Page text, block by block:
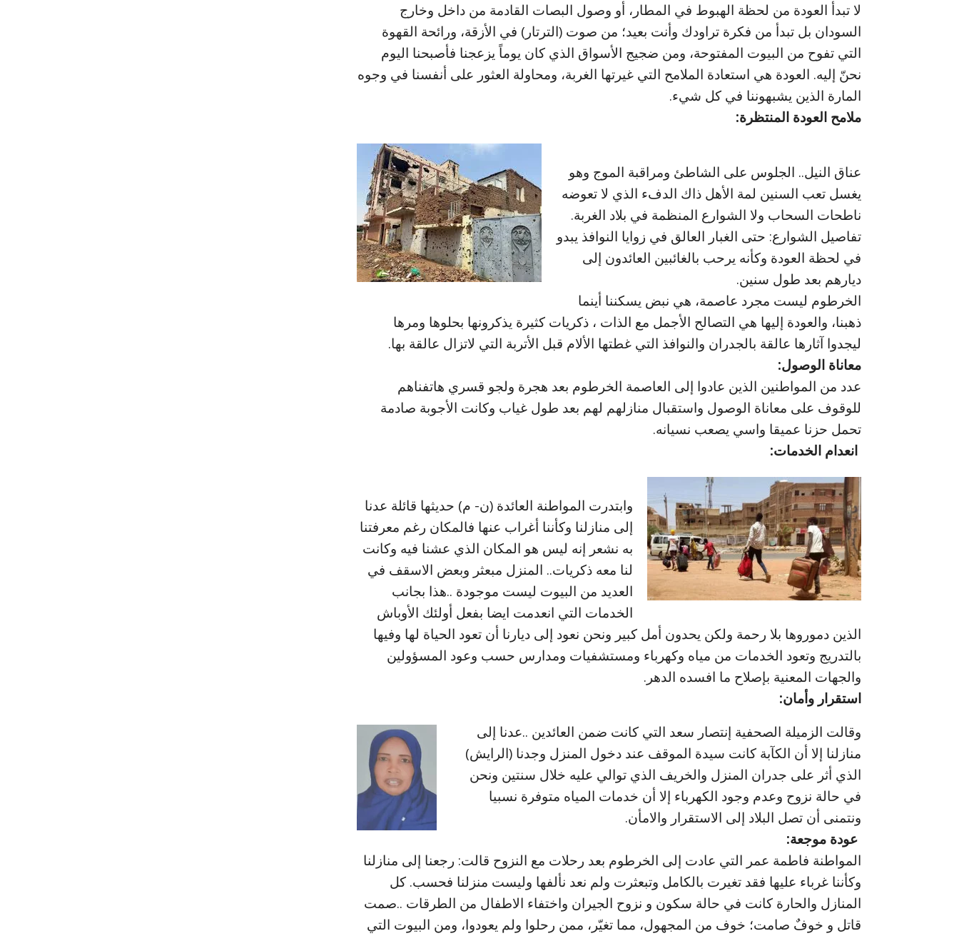
لا تبدأ العودة من لحظة الهبوط في المطار، أو وصول البصات القادمة من داخل وخارج
السودان بل تبدأ من فكرة تراودك وأنت بعيد؛ من صوت (الترتار) في الأزقة، ورائحة القهوة
التي تفوح من البيوت المفتوحة، ومن ضجيج الأسواق الذي كان يوماً يزعجنا فأصبحنا اليوم
نحنّ إليه. العودة هي استعادة الملامح التي غيرتها الغربة، ومحاولة العثور على أنفسنا في وجوه
المارة الذين يشبهوننا في كل شيء.
ملامح العودة المنتظرة:
عناق النيل.. الجلوس على الشاطئ ومراقبة الموج وهو
يغسل تعب السنين لمة الأهل ذاك الدفء الذي لا تعوضه
ناطحات السحاب ولا الشوارع المنظمة في بلاد الغربة.
تفاصيل الشوارع: حتى الغبار العالق في زوايا النوافذ يبدو
في لحظة العودة وكأنه يرحب بالغائبين العائدون إلى
ديارهم بعد طول سنين.
الخرطوم ليست مجرد عاصمة، هي نبض يسكننا أينما
ذهبنا، والعودة إليها هي التصالح الأجمل مع الذات ، ذكريات كثيرة يذكرونها بحلوها ومرها
ليجدوا آثارها عالقة بالجدران والنوافذ التي غطتها الألام قبل الأتربة التي لاتزال عالقة بها.
معاناة الوصول:
عدد من المواطنين الذين عادوا إلى العاصمة الخرطوم بعد هجرة ولجو قسري هاتفناهم
للوقوف على معاناة الوصول واستقبال منازلهم لهم بعد طول غياب وكانت الأجوبة صادمة
تحمل حزنا عميقا واسي يصعب نسيانه.
انعدام الخدمات:
وابتدرت المواطنة العائدة (ن- م) حديثها قائلة عدنا
إلى منازلنا وكأننا أغراب عنها فالمكان رغم معرفتنا
به نشعر إنه ليس هو المكان الذي عشنا فيه وكانت
لنا معه ذكريات.. المنزل مبعثر وبعض الاسقف في
العديد من البيوت ليست موجودة ..هذا بجانب
الخدمات التي انعدمت ايضا بفعل أولئك الأوباش
الذين دموروها بلا رحمة ولكن يحدون أمل كبير ونحن نعود إلى ديارنا أن تعود الحياة لها وفيها
بالتدريج وتعود الخدمات من مياه وكهرباء ومستشفيات ومدارس حسب وعود المسؤولين
والجهات المعنية بإصلاح ما افسده الدهر.
استقرار وأمان:
وقالت الزميلة الصحفية إنتصار سعد التي كانت ضمن العائدين ..عدنا إلى
منازلنا إلا أن الكآبة كانت سيدة الموقف عند دخول المنزل وجدنا (الرايش)
الذي أثر على جدران المنزل والخريف الذي توالي عليه خلال سنتين ونحن
في حالة نزوح وعدم وجود الكهرباء إلا أن خدمات المياه متوفرة نسبيا
ونتمنى أن تصل البلاد إلى الاستقرار والامأن.
عودة موجعة:
المواطنة فاطمة عمر التي عادت إلى الخرطوم بعد رحلات مع النزوح قالت: رجعنا إلى منازلنا
وكأننا غرباء عليها فقد تغيرت بالكامل وتبعثرت ولم نعد نألفها وليست منزلنا فحسب. كل
المنازل والحارة كانت في حالة سكون و نزوح الجيران واختفاء الاطفال من الطرقات ..صمت
قاتل و خوفٌ صامت؛ خوف من المجهول، مما تغيّر، ممن رحلوا ولم يعودوا، ومن البيوت التي